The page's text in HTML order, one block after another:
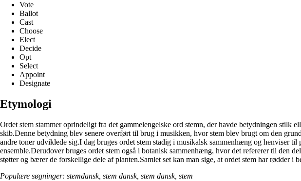
Vote
Ballot
Cast
Choose
Elect
Decide
Opt
Select
Appoint
Designate
Etymologi
Ordet stem stammer oprindeligt fra det gammelengelske ord stemn, der havde betydningen
skib.Denne betydning blev senere overført til brug i musikken, hvor stem blev brugt om den
andre toner udviklede sig.I dag bruges ordet stem stadig i musikalsk sammenhæng og henviser
ensemble.Derudover bruges ordet stem også i botanisk sammenhæng, hvor det refererer til den
støtter og bærer de forskellige dele af planten.Samlet set kan man sige, at ordet stem har rødder
Populære søgninger: stemdansk, stem dansk, stem dansk, stem